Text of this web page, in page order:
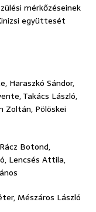
mérkőzéseinek
együttesét
Haraszkó Sándor,
Takács László,
Zoltán, Pölöskei
Botond,
Lencsés Attila,
Mészáros László